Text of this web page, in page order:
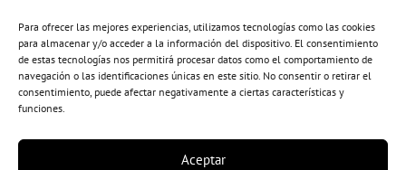
Para ofrecer las mejores experiencias, utilizamos tecnologías como las cookies
para almacenar y/o acceder a la información del dispositivo. El consentimiento
de estas tecnologías nos permitirá procesar datos como el comportamiento de
navegación o las identificaciones únicas en este sitio. No consentir o retirar el
consentimiento, puede afectar negativamente a ciertas características y
funciones.
Aceptar
Lo más popular